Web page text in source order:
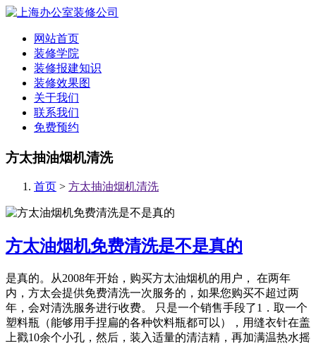
网站首页
装修学院
装修报建知识
装修效果图
关于我们
联系我们
免费预约
方太抽油烟机清洗
首页 > 方太抽油烟机清洗
方太油烟机免费清洗是不是真的
是真的。从2008年开始，购买方太油烟机的用户， 在两年
内，方太会提供免费清洗一次服务的，如果您购买不超过两
年，会对清洗服务进行收费。 只是一个销售手段了1．取一个
塑料瓶（能够用手捏扁的各种饮料瓶都可以），用缝衣针在盖
上戳10余个小孔，然后，装入适量的清洁精，再加满温热水摇